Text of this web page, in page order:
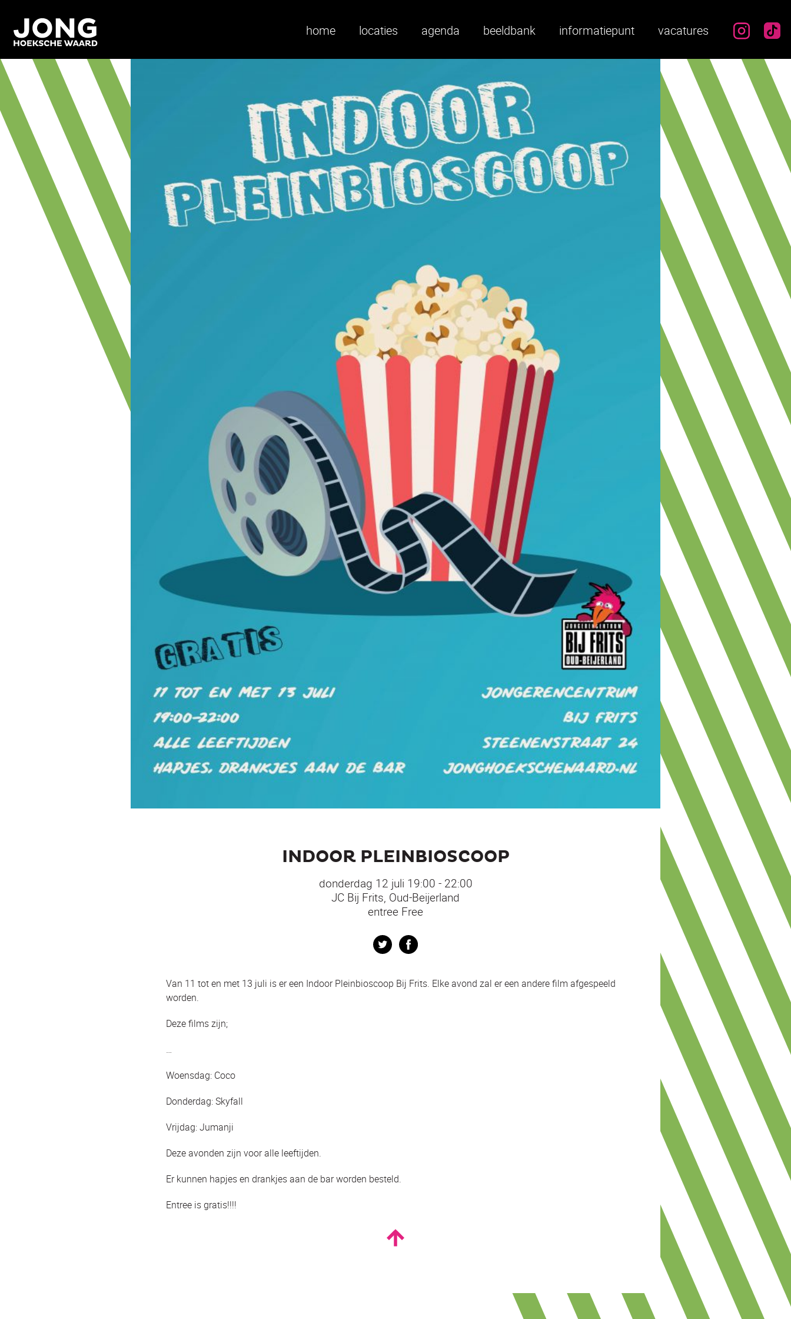
home locaties agenda beeldbank informatiepunt vacatures
INDOOR PLEINBIOSCOOP
donderdag 12 juli 19:00 - 22:00
JC Bij Frits, Oud-Beijerland
entree Free
Twitter
Van 11 tot en met 13 juli is er een Indoor Pleinbioscoop Bij Frits. Elke avond zal er een andere film afgespeeld
worden.
Deze films zijn;
…
Woensdag: Coco
Donderdag: Skyfall
Vrijdag: Jumanji
Deze avonden zijn voor alle leeftijden.
Er kunnen hapjes en drankjes aan de bar worden besteld.
Entree is gratis!!!!